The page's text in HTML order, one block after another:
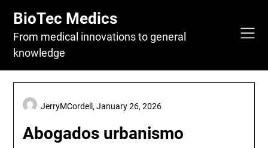
content
BioTec Medics
From medical innovations to general
knowledge
Abogados urbanismo
JerryMCordell,January 26, 2026